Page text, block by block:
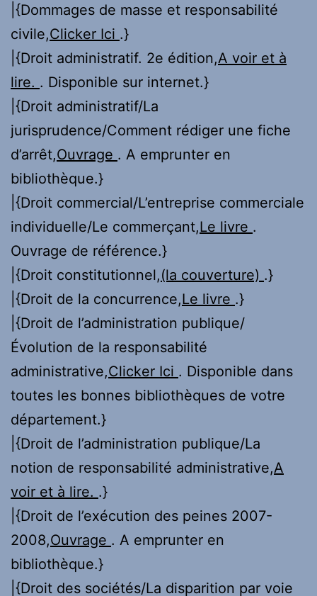
|{Dommages de masse et responsabilité
civile,Clicker Ici .}
|{Droit administratif. 2e édition,A voir et à
lire. . Disponible sur internet.}
|{Droit administratif/La
jurisprudence/Comment rédiger une fiche
d’arrêt,Ouvrage . A emprunter en
bibliothèque.}
|{Droit commercial/L’entreprise commerciale
individuelle/Le commerçant,Le livre .
Ouvrage de référence.}
|{Droit constitutionnel,(la couverture) .}
|{Droit de la concurrence,Le livre .}
|{Droit de l’administration publique/
Évolution de la responsabilité
administrative,Clicker Ici . Disponible dans
toutes les bonnes bibliothèques de votre
département.}
|{Droit de l’administration publique/La
notion de responsabilité administrative,A
voir et à lire. .}
|{Droit de l’exécution des peines 2007-
2008,Ouvrage . A emprunter en
bibliothèque.}
|{Droit des sociétés/La disparition par voie